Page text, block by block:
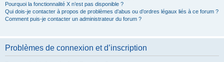
Pourquoi la fonctionnalité X n’est pas disponible ?
Qui dois-je contacter à propos de problèmes d’abus ou d’ordres légaux liés à ce forum ?
Comment puis-je contacter un administrateur du forum ?
Problèmes de connexion et d’inscription